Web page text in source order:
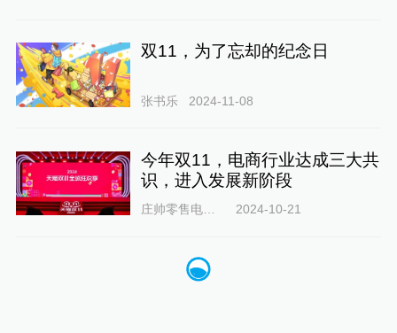
双11，为了忘却的纪念日
张书乐 2024-11-08
今年双11，电商行业达成三大共
识，进入发展新阶段
庄帅零售电商频道 2024-10-21